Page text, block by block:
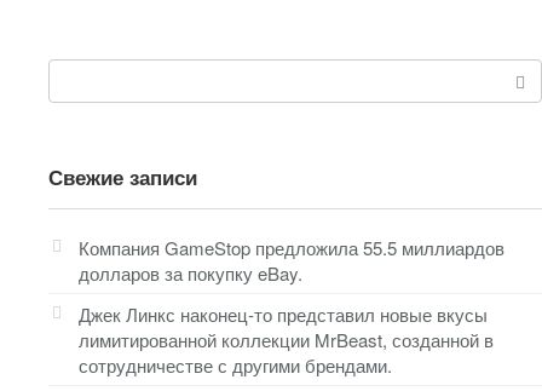
Поиск:
Свежие записи
Компания GameStop предложила 55.5 миллиардов
долларов за покупку eBay.
Джек Линкс наконец-то представил новые вкусы
лимитированной коллекции MrBeast, созданной в
сотрудничестве с другими брендами.